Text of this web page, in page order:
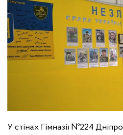
У стінах Гімназії №224